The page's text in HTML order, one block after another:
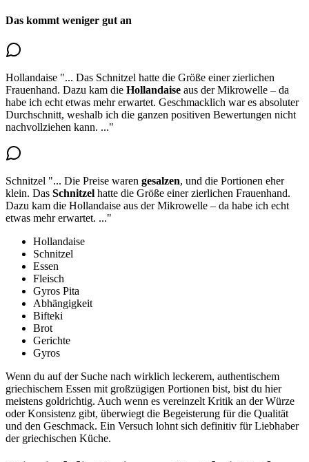
Das kommt weniger gut an
Hollandaise "... Das Schnitzel hatte die Größe einer zierlichen
Frauenhand. Dazu kam die Hollandaise aus der Mikrowelle – da
habe ich echt etwas mehr erwartet. Geschmacklich war es absoluter
Durchschnitt, weshalb ich die ganzen positiven Bewertungen nicht
nachvollziehen kann. ..."
Schnitzel "... Die Preise waren gesalzen, und die Portionen eher
klein. Das Schnitzel hatte die Größe einer zierlichen Frauenhand.
Dazu kam die Hollandaise aus der Mikrowelle – da habe ich echt
etwas mehr erwartet. ..."
Hollandaise
Schnitzel
Essen
Fleisch
Gyros Pita
Abhängigkeit
Bifteki
Brot
Gerichte
Gyros
Wenn du auf der Suche nach wirklich leckerem, authentischem
griechischem Essen mit großzügigen Portionen bist, bist du hier
meistens goldrichtig. Auch wenn es vereinzelt Kritik an der Würze
oder Konsistenz gibt, überwiegt die Begeisterung für die Qualität
und den Geschmack. Ein Versuch lohnt sich definitiv für Liebhaber
der griechischen Küche.